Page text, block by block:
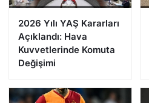
2026 Yılı YAŞ Kararları
Açıklandı: Hava
Kuvvetlerinde Komuta
Değişimi